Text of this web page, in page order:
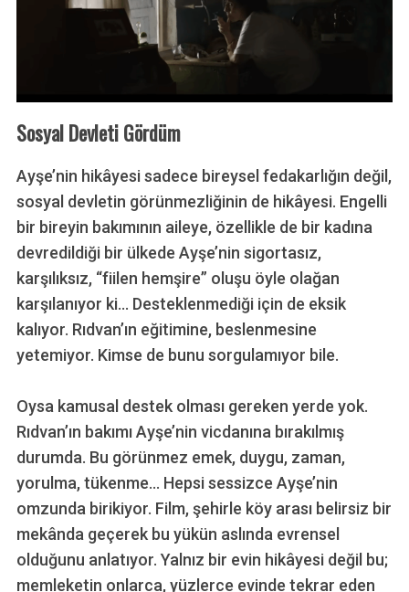
Sosyal Devleti Gördüm
Ayşe’nin hikâyesi sadece bireysel fedakarlığın değil,
sosyal devletin görünmezliğinin de hikâyesi. Engelli
bir bireyin bakımının aileye, özellikle de bir kadına
devredildiği bir ülkede Ayşe’nin sigortasız,
karşılıksız, “fiilen hemşire” oluşu öyle olağan
karşılanıyor ki… Desteklenmediği için de eksik
kalıyor. Rıdvan’ın eğitimine, beslenmesine
yetemiyor. Kimse de bunu sorgulamıyor bile.
Oysa kamusal destek olması gereken yerde yok.
Rıdvan’ın bakımı Ayşe’nin vicdanına bırakılmış
durumda. Bu görünmez emek, duygu, zaman,
yorulma, tükenme… Hepsi sessizce Ayşe’nin
omzunda birikiyor. Film, şehirle köy arası belirsiz bir
mekânda geçerek bu yükün aslında evrensel
olduğunu anlatıyor. Yalnız bir evin hikâyesi değil bu;
memleketin onlarca, yüzlerce evinde tekrar eden